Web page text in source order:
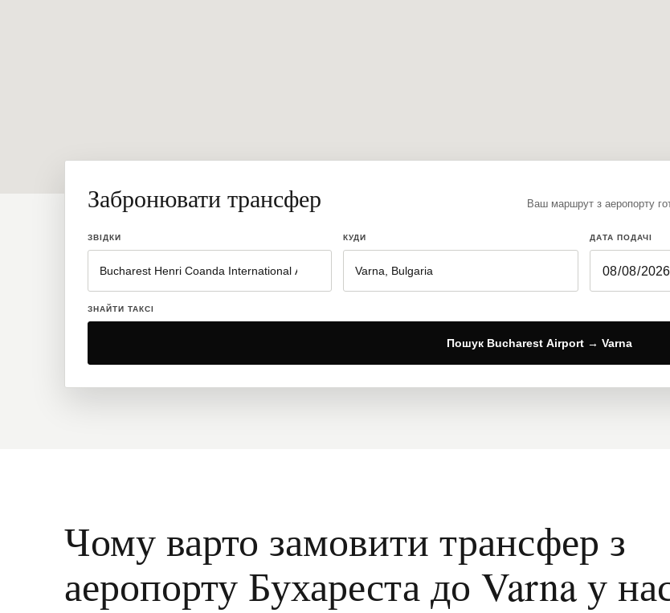
Забронювати трансфер Ваш маршрут з аеропорту
ЗВІДКИ КУДИ ДАТА ПОДАЧІ
ЗНАЙТИ ТАКСІ
Пошук Bucharest Airport → Varna
Чому варто замовити трансфер з
аеропорту Бухареста до Varna у